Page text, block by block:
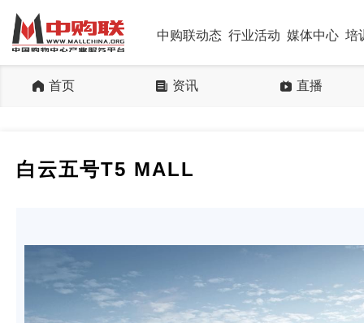
中购联动态 行业活动 媒体中心 培
首页 资讯 直播
白云五号T5 MALL